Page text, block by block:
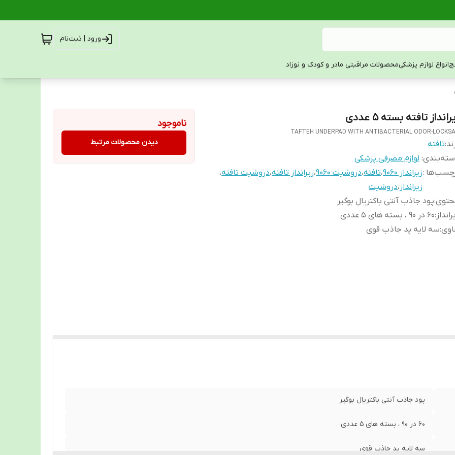
ورود | ثبت‌نام
انواع لوازم پزشکیمحصولات مراقبتی مادر و کودک و نوزاد
تافته بسته 5 عددی
TAFTEH UNDERPAD WITH ANTIBACTERIAL ODOR-
تافته
: لوازم مصرفی پزشکی
:زیرانداز 9060 ،تافته،دروشیت 9060 ،زیرانداز تافته،دروشیت تافته،
زیرانداز ،دروشیت
:پود جاذب آنتی باکتریال بوگیر
:60 در 90 ، بسته های 5 عددی
:سه لایه پد جاذب قوی
ناموجود
دیدن محصولات مرتبط
پود جاذب آنتی باکتریال بوگیر
60 در 90 ، بسته های 5 عددی
سه لایه پد جاذب قوی